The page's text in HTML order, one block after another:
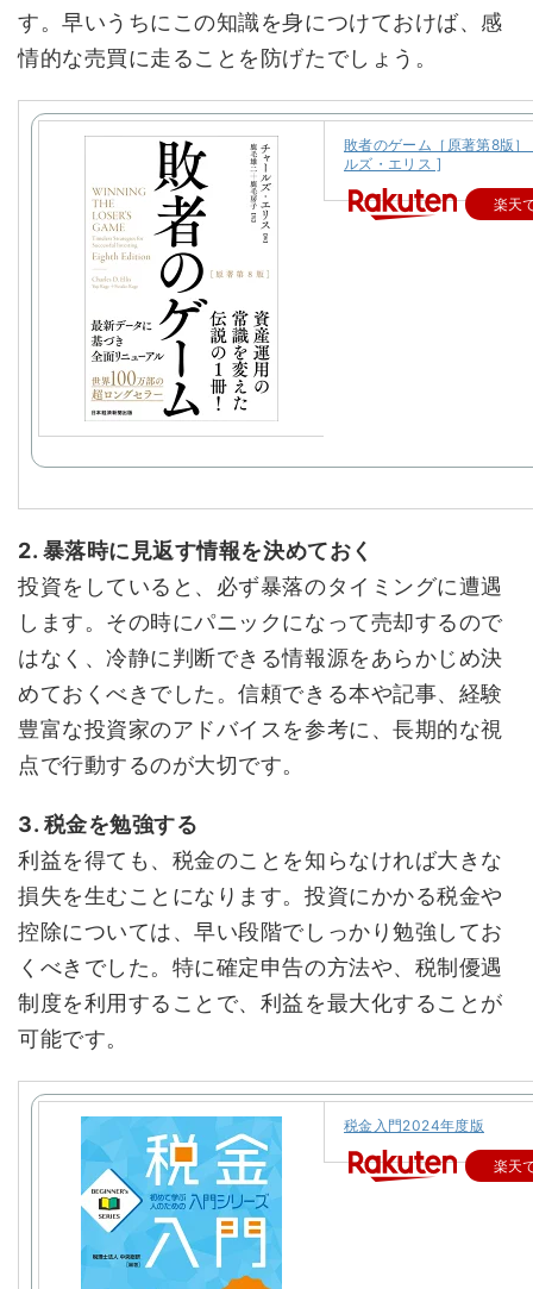
す。早いうちにこの知識を身につけておけば、感
情的な売買に走ることを防げたでしょう。
敗者のゲーム［原著第8版
ルズ・エリス ]
楽天
2. 暴落時に見返す情報を決めておく
投資をしていると、必ず暴落のタイミングに遭遇
します。その時にパニックになって売却するので
はなく、冷静に判断できる情報源をあらかじめ決
めておくべきでした。信頼できる本や記事、経験
豊富な投資家のアドバイスを参考に、長期的な視
点で行動するのが大切です。
3. 税金を勉強する
利益を得ても、税金のことを知らなければ大きな
損失を生むことになります。投資にかかる税金や
控除については、早い段階でしっかり勉強してお
くべきでした。特に確定申告の方法や、税制優遇
制度を利用することで、利益を最大化することが
可能です。
税金入門2024年度版
楽天